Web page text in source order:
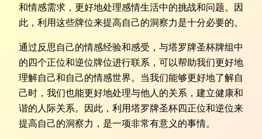
和情感需求，更好地处理感情生活中的挑战和问题。因
此，利用这些牌位来提高自己的洞察力是十分必要的。
通过反思自己的情感经验和感受，与塔罗牌圣杯牌组中
的四个正位和逆位牌位进行联系，可以帮助我们更好地
理解自己和自己的情感世界。当我们能够更好地了解自
己时，我们也能更好地处理与他人的关系，建立健康和
谐的人际关系。因此，利用塔罗牌圣杯四正位和逆位来
提高自己的洞察力，是一项非常有意义的事情。